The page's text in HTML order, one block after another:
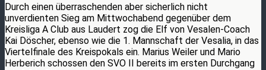
Durch einen überraschenden aber sicherlich nicht
unverdienten Sieg am Mittwochabend gegenüber dem
Kreisliga A Club aus Laudert zog die Elf von Vesalen-Coach
Kai Döscher, ebenso wie die 1. Mannschaft der Vesalia, in das
Viertelfinale des Kreispokals ein. Marius Weiler und Mario
Herberich schossen den SVO II bereits im ersten Durchgang